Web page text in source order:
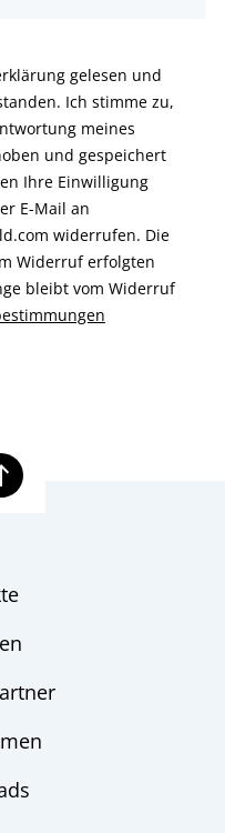
gelesen und
Ich stimme zu,
meines
und gespeichert
Ihre Einwilligung
E-Mail an
widerrufen. Die
Widerruf erfolgten
bleibt vom Widerruf